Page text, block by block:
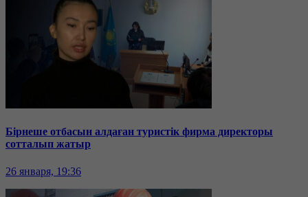
Бірнеше отбасын алдаған туристік фирма директоры
сотталып жатыр
26 января, 19:36